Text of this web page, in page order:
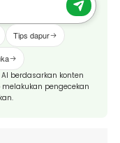
Tips dapur
berdasarkan konten
pengecekan